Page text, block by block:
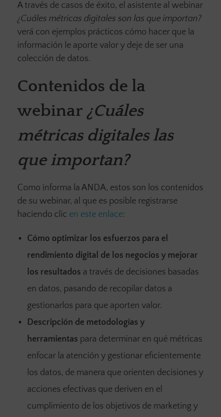
A través de casos de éxito, el asistente al webinar
¿Cuáles métricas digitales son las que importan?
verá con ejemplos prácticos cómo hacer que la
información le aporte valor y deje de ser una
colección de datos.
Contenidos de la
webinar ¿Cuáles
métricas digitales las
que importan?
Como informa la ANDA, estos son los contenidos
de su webinar, al que es posible registrarse
haciendo clic en este enlace:
Cómo optimizar los esfuerzos para el
rendimiento digital de los negocios y mejorar
los resultados a través de decisiones basadas
en datos, pasando de recopilar datos a
gestionarlos para que aporten valor.
Descripción de metodologías y
herramientas para determinar en qué métricas
enfocar la atención y gestionar eficientemente
los datos, de manera que orienten decisiones y
acciones efectivas que deriven en el
cumplimiento de los objetivos de marketing y